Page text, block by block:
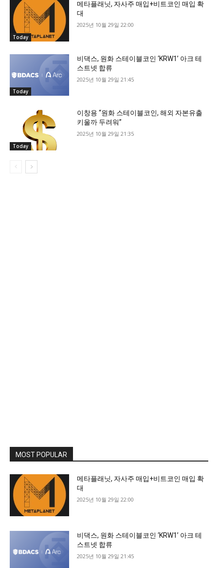
Today
메타플래닛, 자사주 매입+비트코인 매입 확
대
2025년 10월 29일 22:00
Today
비댁스, 원화 스테이블코인 ‘KRW1’ 아크 테
스트넷 합류
2025년 10월 29일 21:45
Today
이창용 “원화 스테이블코인, 해외 자본유출
키울까 두려워”
2025년 10월 29일 21:35
MOST POPULAR
메타플래닛, 자사주 매입+비트코인 매입 확
대
2025년 10월 29일 22:00
비댁스, 원화 스테이블코인 ‘KRW1’ 아크 테
스트넷 합류
2025년 10월 29일 21:45